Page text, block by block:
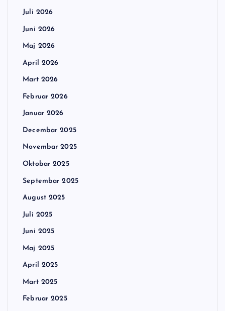
Juli 2026
Juni 2026
Maj 2026
April 2026
Mart 2026
Februar 2026
Januar 2026
Decembar 2025
Novembar 2025
Oktobar 2025
Septembar 2025
August 2025
Juli 2025
Juni 2025
Maj 2025
April 2025
Mart 2025
Februar 2025